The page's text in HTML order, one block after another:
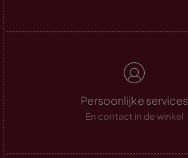
Persoonlijke services
En contact in de winkel